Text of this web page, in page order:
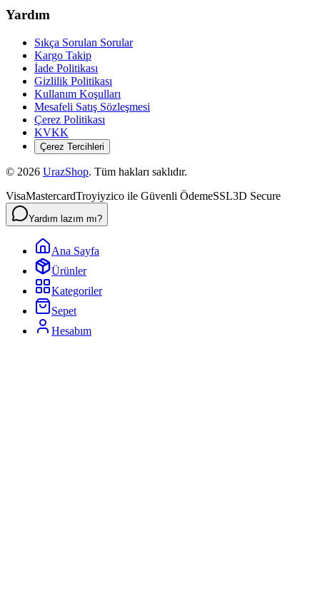
Yardım
Sıkça Sorulan Sorular
Kargo Takip
İade Politikası
Gizlilik Politikası
Kullanım Koşulları
Mesafeli Satış Sözleşmesi
Çerez Politikası
KVKK
Çerez Tercihleri
© 2026 UrazShop. Tüm hakları saklıdır.
VisaMastercardTroyiyzico ile Güvenli ÖdemeSSL3D Secure
Yardım lazım mı?
Ana Sayfa
Ürünler
Kategoriler
Sepet
Hesabım